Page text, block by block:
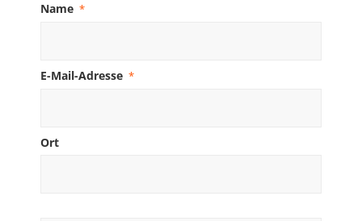
Name *
E-Mail-Adresse *
Ort